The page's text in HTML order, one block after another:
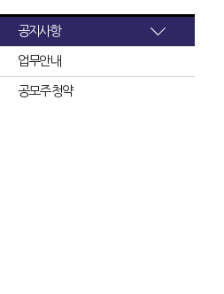
공지사항
업무안내
공모주 청약